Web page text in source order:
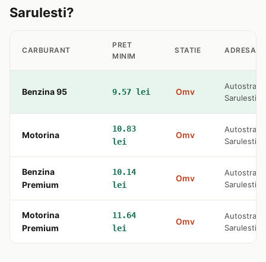
Sarulesti?
CARBURANT
PRET
MINIM
STATIE ADRESA
Benzina 95 9.57 lei Omv
Sarulesti
Motorina
10.83
lei
Omv
Sarulesti
Benzina
Premium
10.14
lei
Omv
Sarulesti
Motorina
Premium
11.64
lei
Omv
Sarulesti